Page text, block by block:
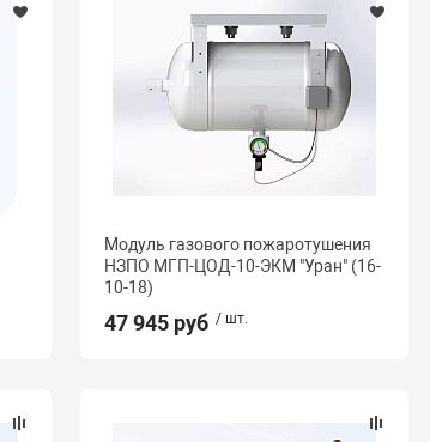
Модуль газового пожаротушения
НЗПО МГП-ЦОД-10-ЭКМ "Уран" (16-
10-18)
47 945 руб / шт.